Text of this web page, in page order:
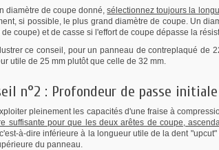
diamètre de coupe donné,sélectionnez toujours la
si possible, le plus grand diamètre de coupe. Un
coupe) et de casse si l'effort de coupe dépasse la
ce conseil, pour un panneau de contreplaqué de
utile de 25 mm plutôt que celle de 32 mm.
n°2 : Profondeur de passe initiale
pleinement les capacités d'une fraise à
suffisante pour que les deux arêtes de coupe,
à-dire inférieure à la longueur utile de la dent
du panneau.